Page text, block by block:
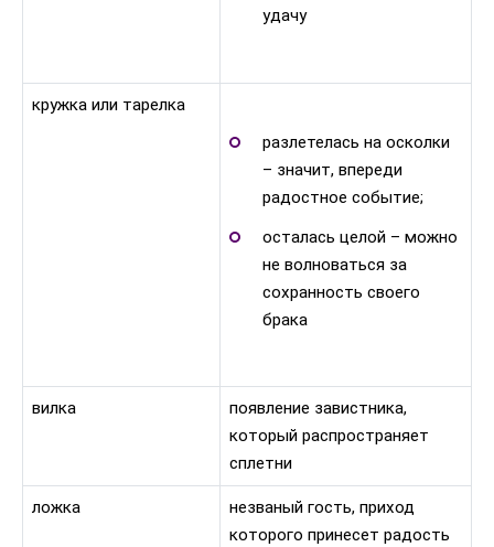
удачу
кружка или тарелка
разлетелась на осколки
– значит, впереди
радостное событие;
осталась целой – можно
не волноваться за
сохранность своего
брака
вилка
появление завистника,
который распространяет
сплетни
ложка
незваный гость, приход
которого принесет радость